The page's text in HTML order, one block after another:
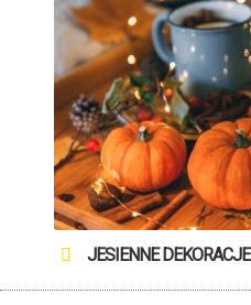
JESIENNE DEKORACJE